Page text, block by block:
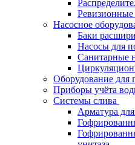
Насосное
Баки
Насосы для
Санитарные
Оборудование для
Приборы учёта
Системы слива
Арматура